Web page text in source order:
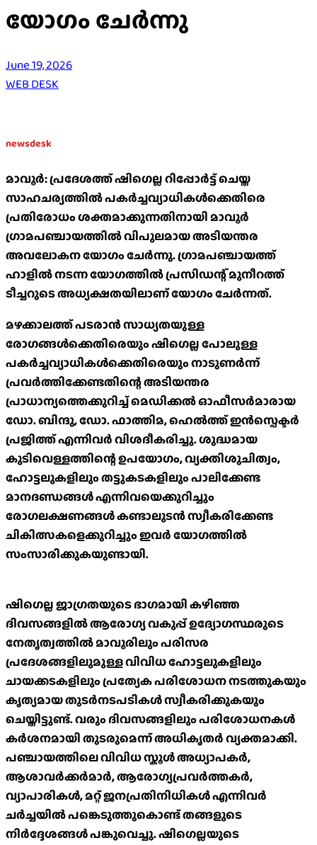
യോഗം ചേർന്നു
June 19, 2026
WEB DESK
newsdesk
മാവൂർ: പ്രദേശത്ത് ഷിഗെല്ല റിപ്പോർട്ട് ചെയ്ത
സാഹചര്യത്തിൽ പകർച്ചവ്യാധികൾക്കെതിരെ
പ്രതിരോധം ശക്തമാക്കുന്നതിനായി മാവൂർ
ഗ്രാമപഞ്ചായത്തിൽ വിപുലമായ അടിയന്തര
അവലോകന യോഗം ചേർന്നു. ഗ്രാമപഞ്ചായത്ത്
ഹാളിൽ നടന്ന യോഗത്തിൽ പ്രസിഡന്റ് മുനീറത്ത്
ടീച്ചറുടെ അധ്യക്ഷതയിലാണ് യോഗം ചേര്‍ന്നത്.
മഴക്കാലത്ത് പടരാൻ സാധ്യതയുള്ള
രോഗങ്ങൾക്കെതിരെയും ഷിഗെല്ല പോലുള്ള
പകർച്ചവ്യാധികൾക്കെതിരെയും നാടുണർന്ന്
പ്രവർത്തിക്കേണ്ടതിന്റെ അടിയന്തര
പ്രാധാന്യത്തെക്കുറിച്ച് മെഡിക്കല്‍ ഓഫീസര്‍മാരായ
ഡോ. ബിന്ദു, ഡോ. ഫാത്തിമ, ഹെൽത്ത് ഇൻസ്പെക്ടർ
പ്രജിത്ത് എന്നിവർ വിശദീകരിച്ചു. ശുദ്ധമായ
കുടിവെള്ളത്തിന്റെ ഉപയോഗം, വ്യക്തിശുചിത്വം,
ഹോട്ടലുകളിലും തട്ടുകടകളിലും പാലിക്കേണ്ട
മാനദണ്ഡങ്ങൾ എന്നിവയെക്കുറിച്ചും
രോഗലക്ഷണങ്ങൾ കണ്ടാലുടൻ സ്വീകരിക്കേണ്ട
ചികിത്സകളെക്കുറിച്ചും ഇവർ യോഗത്തിൽ
സംസാരിക്കുകയുണ്ടായി.
ഷിഗെല്ല ജാഗ്രതയുടെ ഭാഗമായി കഴിഞ്ഞ
ദിവസങ്ങളിൽ ആരോഗ്യ വകുപ്പ് ഉദ്യോഗസ്ഥരുടെ
നേതൃത്വത്തിൽ മാവൂരിലും പരിസര
പ്രദേശങ്ങളിലുമുള്ള വിവിധ ഹോട്ടലുകളിലും
ചായക്കടകളിലും പ്രത്യേക പരിശോധന നടത്തുകയും
കൃത്യമായ തുടർനടപടികൾ സ്വീകരിക്കുകയും
ചെയ്തിട്ടുണ്ട്. വരും ദിവസങ്ങളിലും പരിശോധനകൾ
കർശനമായി തുടരുമെന്ന് അധികൃതർ വ്യക്തമാക്കി.
പഞ്ചായത്തിലെ വിവിധ സ്കൂൾ അധ്യാപകർ,
ആശാവർക്കർമാർ, ആരോഗ്യപ്രവർത്തകർ,
വ്യാപാരികൾ, മറ്റ് ജനപ്രതിനിധികൾ എന്നിവർ
ചർച്ചയിൽ പങ്കെടുത്തുകൊണ്ട് തങ്ങളുടെ
നിർദ്ദേശങ്ങൾ പങ്കുവെച്ചു. ഷിഗെല്ലയുടെ